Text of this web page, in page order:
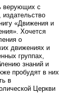
верующих с
издательство
«Движения и
Хочется
о
движениях и
группах,
знаний и
пробудят в них
в
Церкви